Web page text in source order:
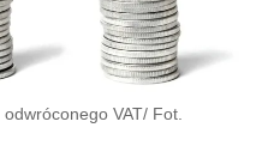
VAT/ Fot.